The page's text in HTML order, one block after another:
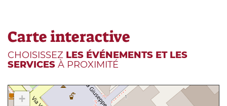
Carte interactive
CHOISISSEZ LES ÉVÉNEMENTS ET LES
SERVICES À PROXIMITÉ
+